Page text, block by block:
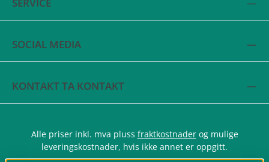
SOCIAL MEDIA
KONTAKT TA KONTAKT
Alle priser inkl. mva pluss fraktkostnaderog mulige
leveringskostnader, hvis ikke annet er oppgitt.